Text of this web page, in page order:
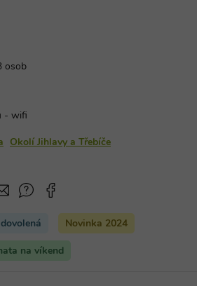
osob
- wifi
Okolí Jihlavy a Třebíče
Novinka 2024
na víkend